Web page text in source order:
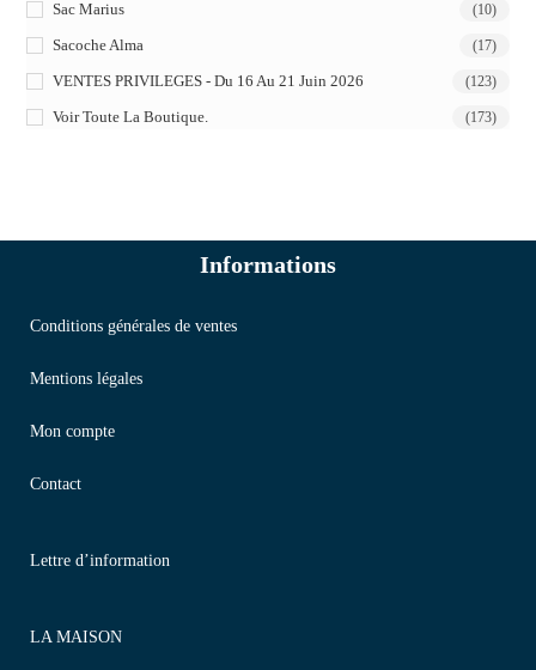
Sac Marius (10)
Sacoche Alma (17)
VENTES PRIVILEGES - Du 16 Au 21 Juin 2026 (123)
Voir Toute La Boutique. (173)
Informations
Conditions générales de ventes
Mentions légales
Mon compte
Contact
Lettre d’information
LA MAISON